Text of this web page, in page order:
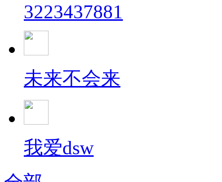
3223437881
未来不会来
我爱dsw